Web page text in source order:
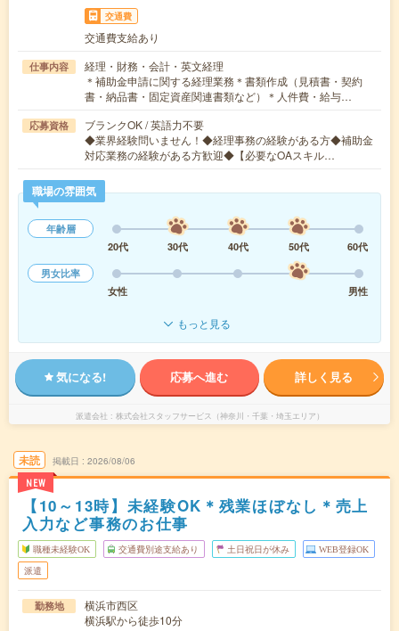
交通費
交通費支給あり
仕事内容
経理・財務・会計・英文経理
＊補助金申請に関する経理業務＊書類作成（見積書・契約
書・納品書・固定資産関連書類など）＊人件費・給与…
応募資格
ブランクOK / 英語力不要
◆業界経験問いません！◆経理事務の経験がある方◆補助金
対応業務の経験がある方歓迎◆【必要なOAスキル…
職場の雰囲気
年齢層
20代
30代 40代 50代
60代
男女比率
女性
男性
もっと見る
気になる! 応募へ進む 詳しく見る
派遣会社 株式会社スタッフサービス（神奈川・千葉・埼玉エリア）
未読
NEW
掲載日 2026/08/06
【10～13時】未経験OK＊残業ほぼなし＊売上
入力など事務のお仕事
職種未経験OK 交通費別途支給あり 土日祝日が休み WEB登録OK
派遣
勤務地
横浜市西区
横浜駅から徒歩10分